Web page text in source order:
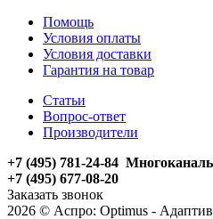
Помощь
Условия оплаты
Условия доставки
Гарантия на товар
Статьи
Вопрос-ответ
Производители
+7 (495) 781-24-84
+7 (495) 677-08-20
Заказать звонок
2026 © Аспро: Optimus -